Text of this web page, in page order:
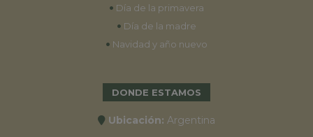
• Día de la primavera
• Día de la madre
• Navidad y año nuevo
DONDE ESTAMOS
Ubicación: Argentina